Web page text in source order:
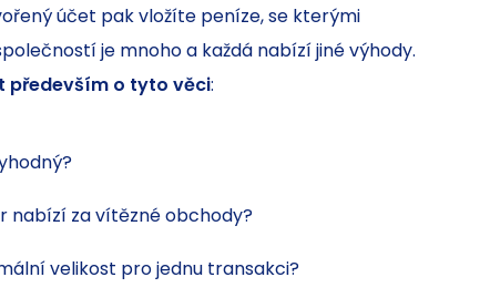
účet pak vložíte peníze, se kterými
je mnoho a každá nabízí jiné výhody.
především o tyto věci:
nabízí za vítězné obchody?
velikost pro jednu transakci?